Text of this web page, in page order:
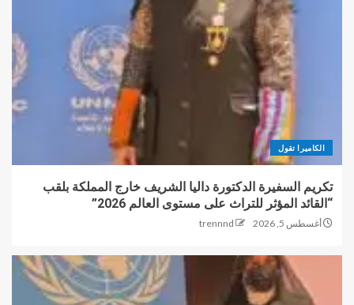
الكاميرا تقول
تكريم السفيرة الدكتورة داليا الشريف خارج المملكة بلقب
“القائد المؤثر للتراث على مستوى العالم 2026”
أغسطس 5, 2026 trennnd